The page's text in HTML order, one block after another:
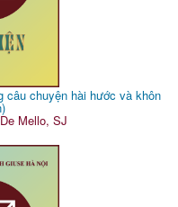
chuyện hài hước và khôn
Mello, SJ